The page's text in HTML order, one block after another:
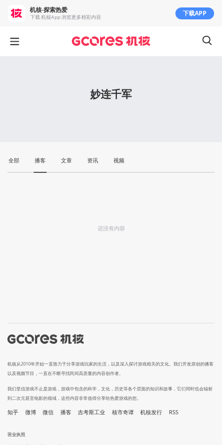
妙连千军
全部 播客 文章 资讯 视频
还没有内容
机核从2010年开始一直致力于分享游戏玩家的生活，以及深入探讨游戏相关的文化。我们开发原创的播客
以及视频节目，一直在不断寻找民间高质量的内容创作者。
我们坚信游戏不止是游戏，游戏中包含的科学，文化，历史等各个层面的知识和故事，它们同时也会辐射
到二次元甚至电影的领域，这些内容非常值得分享给热爱游戏的您。
知乎 微博 微信 播客 吉考斯工业 核市奇谭 机核发行 RSS
营业执照
机核-探索热爱
下载 机核App 浏览更多精彩内容 下载APP